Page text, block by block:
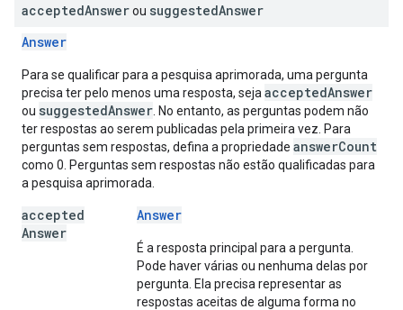
acceptedAnswerou suggestedAnswer
Answer
Para se qualificar para a pesquisa aprimorada, uma pergunta
precisa ter pelo menos uma resposta, seja acceptedAnswer
ou suggestedAnswer . No entanto, as perguntas podem não
ter respostas ao serem publicadas pela primeira vez. Para
perguntas sem respostas, defina a propriedade answerCount
como 0. Perguntas sem respostas não estão qualificadas para
a pesquisa aprimorada.
accepted
Answer
Answer
É a resposta principal para a pergunta.
Pode haver várias ou nenhuma delas por
pergunta. Ela precisa representar as
respostas aceitas de alguma forma no